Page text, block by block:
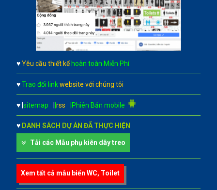
♥ Yêu cầu thiết kế hoàn toàn Miễn Phí
♥ Trao đổi link website với chúng tôi
♥|sitemap ||rss |Phiên Bản mobile
♥ DANH SÁCH DỰ ÁN ĐÃ THỰC HIỆN
Tải các Mẫu phụ kiên dây treo
Xem tất cả mẫu biển WC, Toilet